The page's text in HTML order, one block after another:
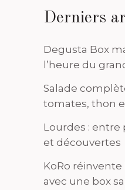
Derniers
Degusta Box
l’heure du
Salade
tomates, thon
Lourdes : entre
et découvertes
KoRo
avec une box